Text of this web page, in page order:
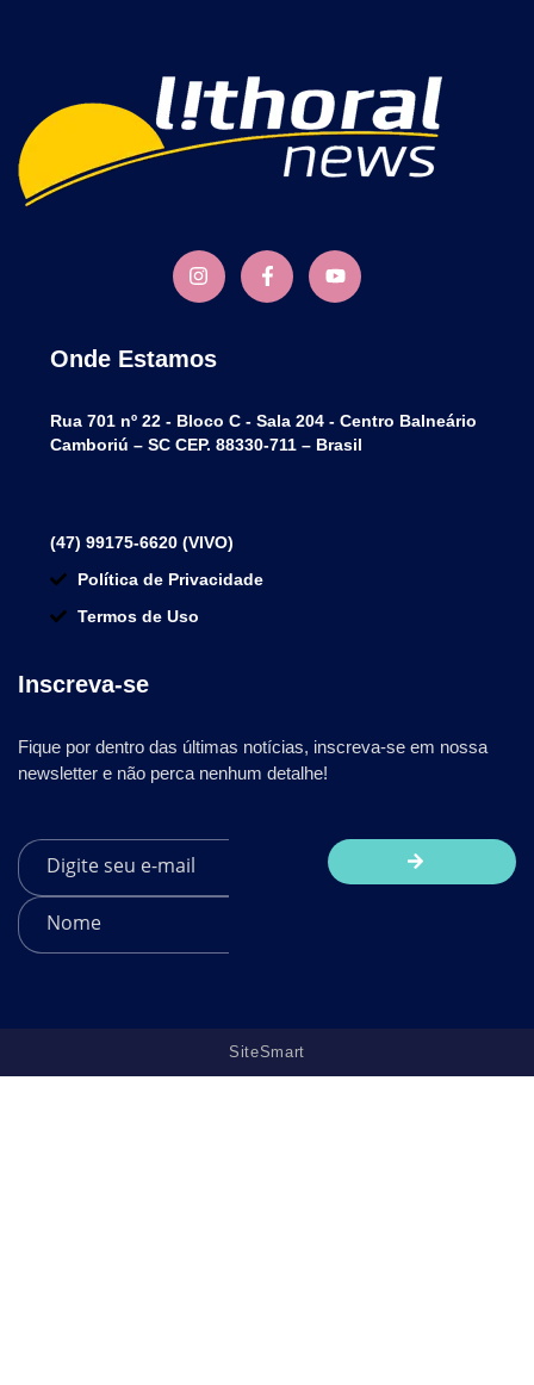
Onde Estamos
Rua 701 nº 22 - Bloco C - Sala 204 - Centro Balneário
Camboriú – SC CEP. 88330-711 – Brasil
(47) 99175-6620 (VIVO)
Política de Privacidade
Termos de Uso
Inscreva-se
Fique por dentro das últimas notícias, inscreva-se em nossa
newsletter e não perca nenhum detalhe!
SiteSmart